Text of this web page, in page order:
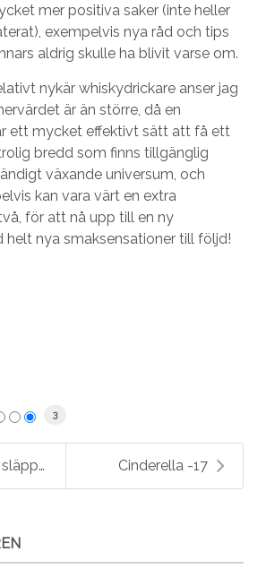
mer positiva saker (inte heller
exempelvis nya råd och tips
aldrig skulle ha blivit varse om.
nykär whiskydrickare anser jag
är än större, då en
ett mycket effektivt sätt att få ett
bredd som finns tillgänglig
växande universum, och
kan vara värt en extra
för att nå upp till en ny
helt nya smaksensationer till följd!
3
Darling. Cinderella -17